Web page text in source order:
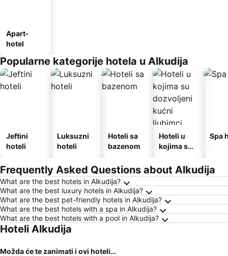
Apart-
hotel
Popularne kategorije hotela u Alkudija
Jeftini
hoteli
Luksuzni
hoteli
Hoteli sa
bazenom
Hoteli u
kojima su
kućni
ljubimci
Spa
Frequently Asked Questions about Alkudija
What are the best hotels in Alkudija?
What are the best luxury hotels in Alkudija?
What are the best pet-friendly hotels in Alkudija?
What are the best hotels with a spa in Alkudija?
What are the best hotels with a pool in Alkudija?
Hoteli Alkudija
Možda će te zanimati i ovi hoteli…